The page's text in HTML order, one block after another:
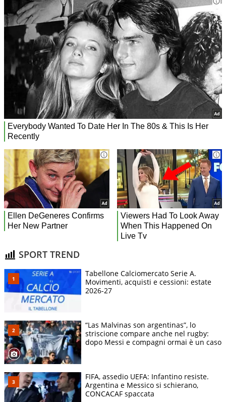
SPORT TREND
Tabellone Calciomercato Serie A.
Movimenti, acquisti e cessioni: estate
2026-27
“Las Malvinas son argentinas”, lo
striscione compare anche nel rugby:
dopo Messi e compagni ormai è un caso
FIFA, assedio UEFA: Infantino resiste.
Argentina e Messico si schierano,
CONCACAF spaccata